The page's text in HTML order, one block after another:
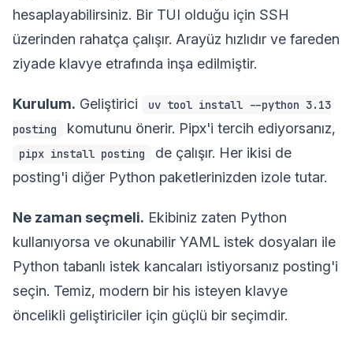
hesaplayabilirsiniz. Bir TUI olduğu için SSH
üzerinden rahatça çalışır. Arayüz hızlıdır ve fareden
ziyade klavye etrafında inşa edilmiştir.
Kurulum. Geliştirici
uv tool install --python 3.13
posting
komutunu önerir. Pipx'i tercih ediyorsanız,
pipx install posting
de çalışır. Her ikisi de
posting'i diğer Python paketlerinizden izole tutar.
Ne zaman seçmeli. Ekibiniz zaten Python
kullanıyorsa ve okunabilir YAML istek dosyaları ile
Python tabanlı istek kancaları istiyorsanız posting'i
seçin. Temiz, modern bir his isteyen klavye
öncelikli geliştiriciler için güçlü bir seçimdir.